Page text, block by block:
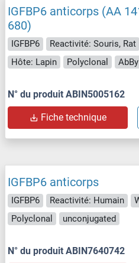
IGFBP6 anticorps (AA
680)
IGFBP6 Reactivité: Souris, Rat
Hôte: Lapin
Polyclonal
N° du produit ABIN5005162
Fiche technique
IGFBP6 anticorps
IGFBP6 Reactivité: Humain
Polyclonal
unconjugated
N° du produit ABIN7640742